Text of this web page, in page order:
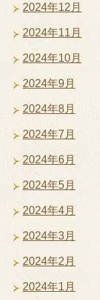
2024年12月
2024年11月
2024年10月
2024年9月
2024年8月
2024年7月
2024年6月
2024年5月
2024年4月
2024年3月
2024年2月
2024年1月